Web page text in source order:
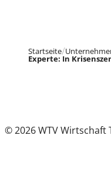
Startseite
Experte: In
© 2026 WTV Wirtschaft